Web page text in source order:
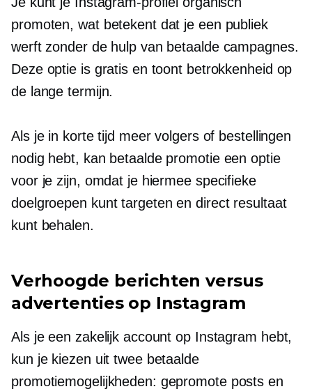
promoten, wat betekent dat je een publiek
werft zonder de hulp van betaalde campagnes.
Deze optie is gratis en toont betrokkenheid op
de lange termijn.
Als je in korte tijd meer volgers of bestellingen
nodig hebt, kan betaalde promotie een optie
voor je zijn, omdat je hiermee specifieke
doelgroepen kunt targeten en direct resultaat
kunt behalen.
Verhoogde berichten versus
advertenties op Instagram
Als je een zakelijk account op Instagram hebt,
kun je kiezen uit twee betaalde
promotiemogelijkheden: gepromote posts en